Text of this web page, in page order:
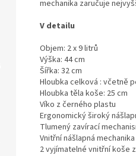
mechanika zaručuje
V detailu
Objem: 2 x 9 litrů
Výška: 44 cm
Šířka: 32 cm
Hloubka celková : včetně
Hloubka těla koše: 25 cm
Víko z černého plastu
Ergonomický široký
Tlumený zavírací
Vnitřní nášlapná mechanika
2 vyjímatelné vnitřní koše